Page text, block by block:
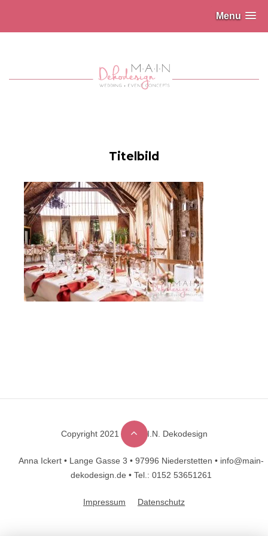
Menu
Titelbild
Designed byDesignHooks
Copyright 2021 © M.A.I.N. Dekodesign
Anna Ickert • Lange Gasse 3 • 97996 Niederstetten • info@main-
dekodesign.de • Tel.: 0152 53651261
Impressum Datenschutz